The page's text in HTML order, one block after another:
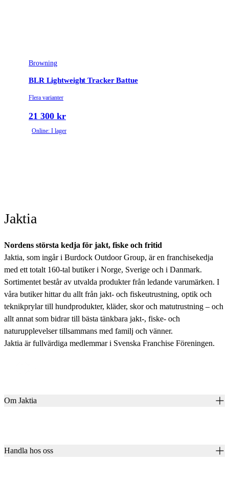
Browning
BLR Lightweight Tracker Battue
Flera varianter
21 300 kr
Online: I lager
Jaktia
Nordens största kedja för jakt, fiske och fritid
Jaktia, som ingår i Burdock Outdoor Group, är en franchisekedja
med ett totalt 160-tal butiker i Norge, Sverige och i Danmark.
Sortimentet består av utvalda produkter från ledande varumärken. I
våra butiker hittar du allt från jakt- och fiskeutrustning, optik och
teknikprylar till hundprodukter, kläder, skor och matutrustning – och
allt annat som bidrar till bästa tänkbara jakt-, fiske- och
naturupplevelser tillsammans med familj och vänner.
Jaktia är fullvärdiga medlemmar i Svenska Franchise Föreningen.
Om Jaktia
Karriär
Handla hos oss